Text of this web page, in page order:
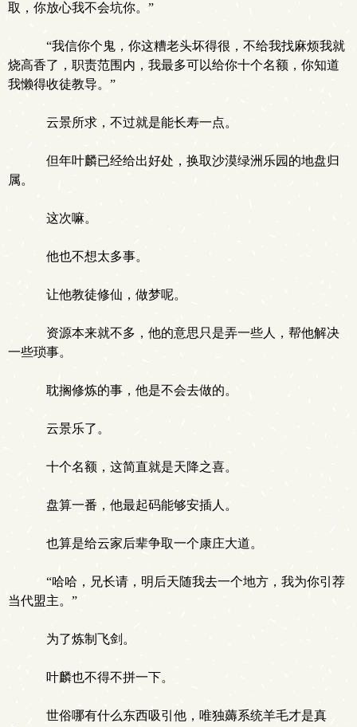
取，你放心我不会坑你。”
“我信你个鬼，你这糟老头坏得很，不给我找麻烦我就
烧高香了，职责范围内，我最多可以给你十个名额，你知道
我懒得收徒教导。”
云景所求，不过就是能长寿一点。
但年叶麟已经给出好处，换取沙漠绿洲乐园的地盘归
属。
这次嘛。
他也不想太多事。
让他教徒修仙，做梦呢。
资源本来就不多，他的意思只是弄一些人，帮他解决
一些琐事。
耽搁修炼的事，他是不会去做的。
云景乐了。
十个名额，这简直就是天降之喜。
盘算一番，他最起码能够安插人。
也算是给云家后辈争取一个康庄大道。
“哈哈，兄长请，明后天随我去一个地方，我为你引荐
当代盟主。”
为了炼制飞剑。
叶麟也不得不拼一下。
世俗哪有什么东西吸引他，唯独薅系统羊毛才是真